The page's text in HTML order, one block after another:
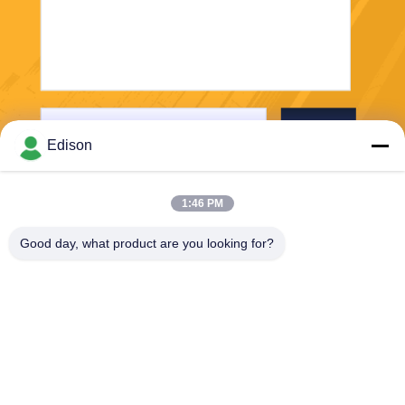
Edison
1:46 PM
Good day, what product are you looking for?